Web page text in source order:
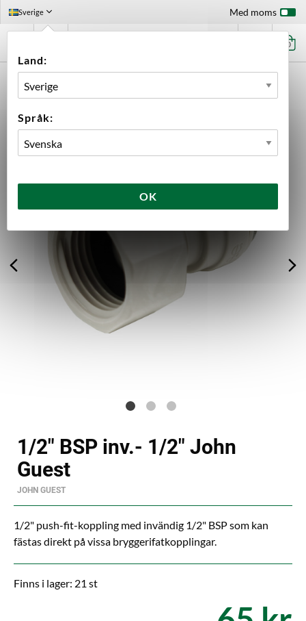
Sverige
Land:
Språk:
OK
Med moms
0
1/2" BSP INV.- 1/2" JOHN GUEST
1/2" BSP inv.- 1/2" John
Guest
JOHN GUEST
1/2" push-fit-koppling med invändig 1/2" BSP som kan
fästas direkt på vissa bryggerifatkopplingar.
Finns i lager: 21 st